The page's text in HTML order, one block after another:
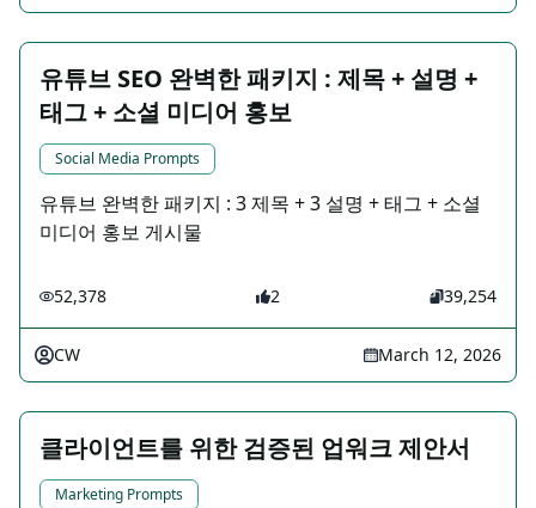
유튜브 SEO 완벽한 패키지 : 제목 + 설명 +
태그 + 소셜 미디어 홍보
Social Media Prompts
유튜브 완벽한 패키지 : 3 제목 + 3 설명 + 태그 + 소셜
미디어 홍보 게시물
52,378 2 39,254
CW March 12, 2026
클라이언트를 위한 검증된 업워크 제안서
Marketing Prompts